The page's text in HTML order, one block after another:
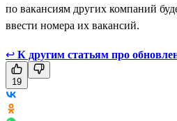
по вакансиям других компаний
ввести номера их вакансий.
↩ К другим статьям про
19